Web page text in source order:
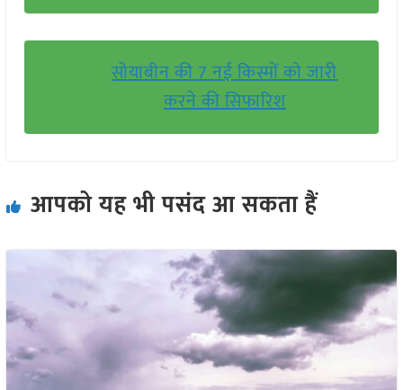
सोयाबीन की 7 नई किस्मों को जारी
करने की सिफारिश
आपको यह भी पसंद आ सकता हैं